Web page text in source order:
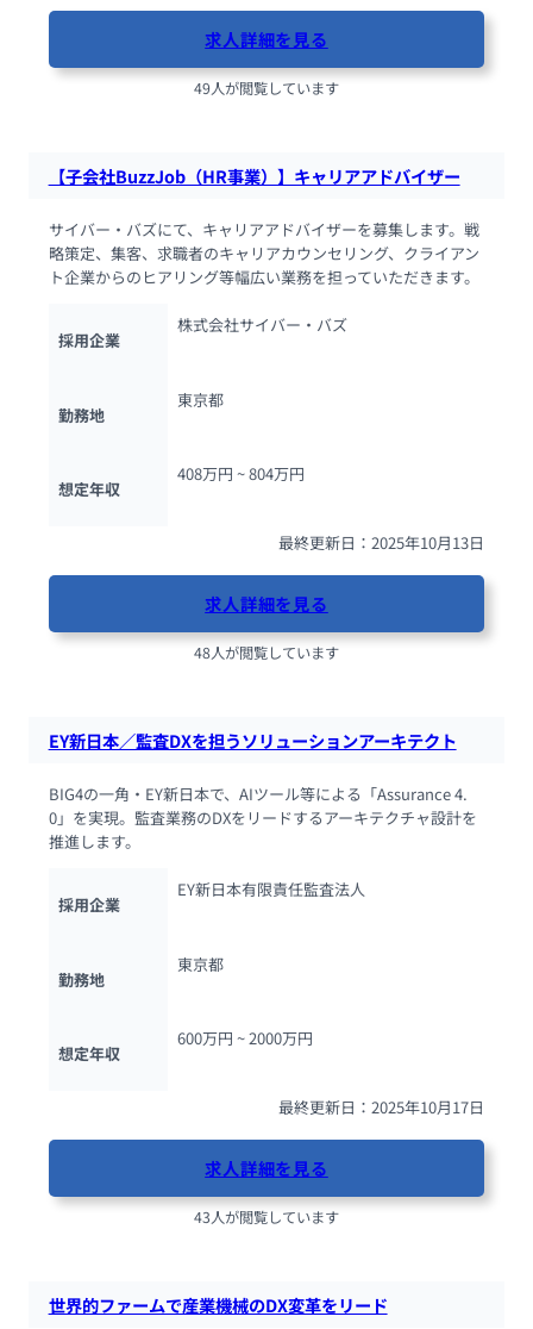
求人詳細を見る
49人が閲覧しています
【子会社BuzzJob（HR事業）】キャリアアドバイザー
サイバー・バズにて、キャリアアドバイザーを募集します。戦
略策定、集客、求職者のキャリアカウンセリング、クライアン
ト企業からのヒアリング等幅広い業務を担っていただきます。
採用企業
株式会社サイバー・バズ
勤務地
東京都
想定年収
408万円 ~ 804万円
最終更新日：2025年10月13日
求人詳細を見る
48人が閲覧しています
EY新日本／監査DXを担うソリューションアーキテクト
BIG4の一角・EY新日本で、AIツール等による「Assurance 4.
0」を実現。監査業務のDXをリードするアーキテクチャ設計を
推進します。
採用企業
EY新日本有限責任監査法人
勤務地
東京都
想定年収
600万円 ~ 2000万円
最終更新日：2025年10月17日
求人詳細を見る
43人が閲覧しています
世界的ファームで産業機械のDX変革をリード